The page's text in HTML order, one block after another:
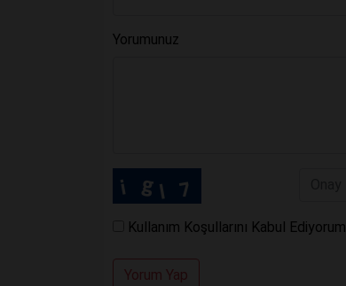
Yorumunuz
Kullanım Koşullarını Kabul Ediyorum.
Yorum Yap